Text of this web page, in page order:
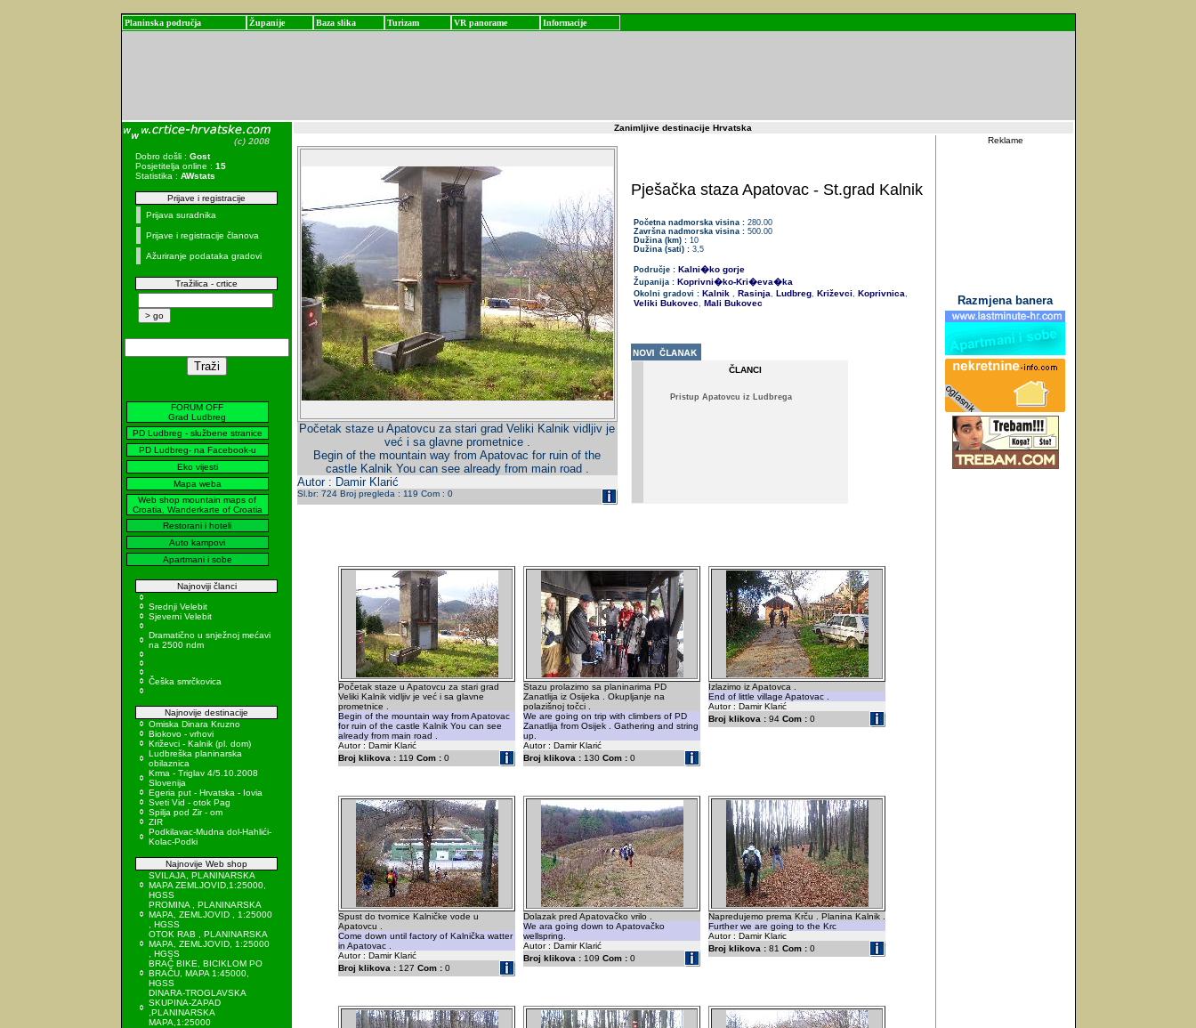
Planinska područja Županije Baza slika Turizam VR panorame Informacije
Dobro došli : Gost
Posjetitelja online : 15
Statistika : AWstats
Prijave i registracije
Prijava suradnika
Prijave i registracije članova
Ažuriranje podataka gradovi
Tražilica - crtice
FORUM OFF
Grad Ludbreg
PD Ludbreg - službene stranice
PD Ludbreg- na Facebook-u
Eko vijesti
Mapa weba
Web shop mountain maps of
Croatia, Wanderkarte of Croatia
Restorani i hoteli
Auto kampovi
Apartmani i sobe
Najnoviji članci
Srednji Velebit
Sjeverni Velebit
Dramatično u snježnoj mećavi
na 2500 ndm
Češka smrčkovica
Najnovije destinacije
Omiska Dinara Kruzno
Biokovo - vrhovi
Križevci - Kalnik (pl. dom)
Ludbreška planinarska
obilaznica
Krma - Triglav 4/5.10.2008
Slovenija
Egeria put - Hrvatska - Iovia
Sveti Vid - otok Pag
Spilja pod Zir - om
ZIR
Podkilavac-Mudna dol-Hahlići-
Kolac-Podki
Najnovije Web shop
SVILAJA, PLANINARSKA
MAPA ZEMLJOVID,1:25000,
HGSS
PROMINA , PLANINARSKA
MAPA, ZEMLJOVID , 1:25000
, HGSS
OTOK RAB , PLANINARSKA
MAPA, ZEMLJOVID, 1:25000
, HGSS
BRAČ BIKE, BICIKLOM PO
BRAČU, MAPA 1:45000,
HGSS
DINARA-TROGLAVSKA
SKUPINA-ZAPAD
,PLANINARSKA
MAPA,1:25000
Zanimljive destinacije Hrvatska
Početak staze u Apatovcu za stari grad Veliki Kalnik vidljiv je
već i sa glavne prometnice .
Begin of the mountain way from Apatovac for ruin of the
castle Kalnik You can see already from main road .
Autor : Damir Klarić
Sl.br: 724 Broj pregleda : 119 Com : 0
Pješačka staza Apatovac - St.grad Kalnik
Početna nadmorska visina :280.00
Završna nadmorska visina :500.00
Dužina (km) :10
Dužina (sati) :3,5
Područje : Kalni�ko gorje
Županija : Koprivni�ko-Kri�eva�ka
Okolni gradovi : Kalnik , Rasinja, Ludbreg, Križevci, Koprivnica,
Veliki Bukovec, Mali Bukovec
ČLANCI
Pristup Apatovcu iz Ludbrega
Početak staze u Apatovcu za stari grad
Veliki Kalnik vidljiv je već i sa glavne
prometnice .
Begin of the mountain way from Apatovac
for ruin of the castle Kalnik You can see
already from main road .
Autor : Damir Klarić
Broj klikova : 119 Com : 0
Stazu prolazimo sa planinarima PD
Zanatlija iz Osijeka . Okupljanje na
polazišnoj točci .
We are going on trip with climbers of PD
Zanatlija from Osijek . Gathering and string
up.
Autor : Damir Klarić
Broj klikova : 130 Com : 0
Izlazimo iz Apatovca .
End of little village Apatovac .
Autor : Damir Klarić
Broj klikova : 94 Com : 0
Spust do tvornice Kalničke vode u
Apatovcu .
Come down until factory of Kalnička watter
in Apatovac .
Autor : Damir Klarić
Broj klikova : 127 Com : 0
Dolazak pred Apatovačko vrilo .
We ara going down to Apatovačko
wellspring.
Autor : Damir Klarić
Broj klikova : 109 Com : 0
Napredujemo prema Krču . Planina Kalnik .
Further we are going to the Krc
Autor : Damir Klaric
Broj klikova : 81 Com : 0
Reklame
Razmjena banera